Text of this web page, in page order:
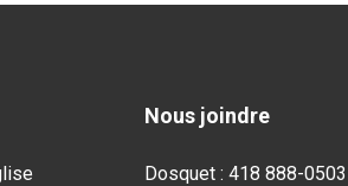
Nous joindre
Dosquet : 418 888-0503